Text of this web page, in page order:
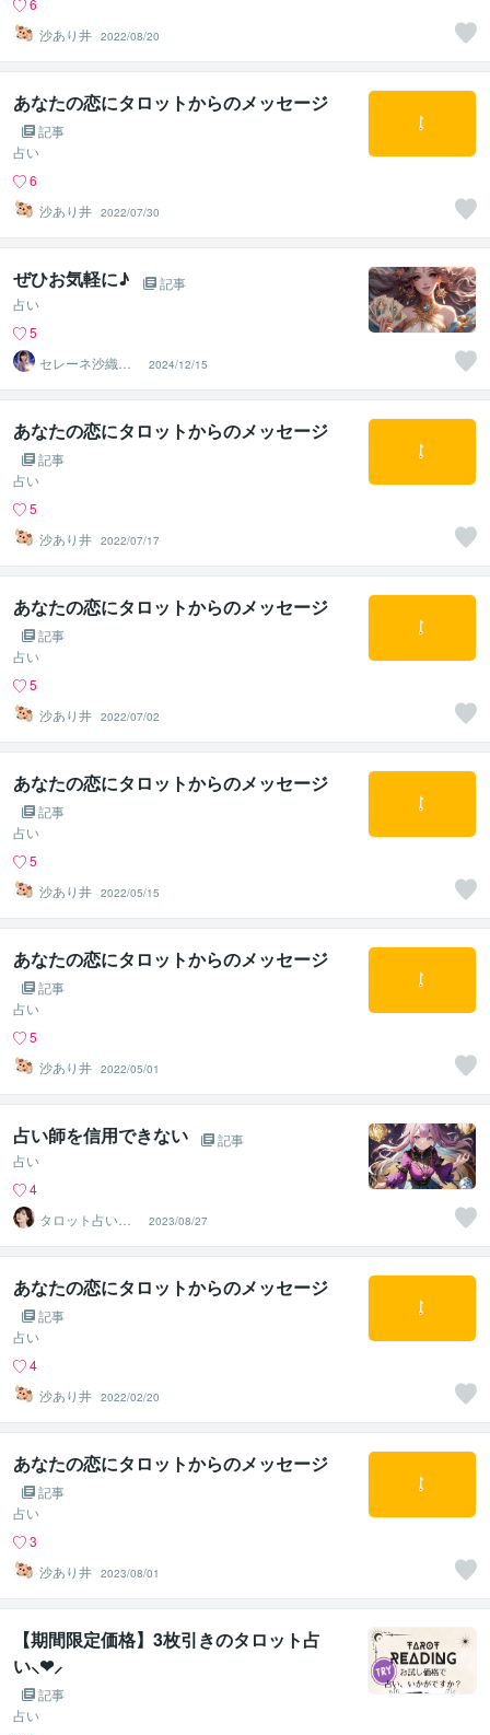
6
沙あり井 2022/08/20
あなたの恋にタロットからのメッセージ
記事
占い
6
沙あり井 2022/07/30
ぜひお気軽に♪
記事
占い
5
セレーネ沙織☪️
月の光の導き手
2024/12/15
あなたの恋にタロットからのメッセージ
記事
占い
5
沙あり井 2022/07/17
あなたの恋にタロットからのメッセージ
記事
占い
5
沙あり井 2022/07/02
あなたの恋にタロットからのメッセージ
記事
占い
5
沙あり井 2022/05/15
あなたの恋にタロットからのメッセージ
記事
占い
5
沙あり井 2022/05/01
占い師を信用できない
記事
占い
4
タロット占い
師 宵宮
2023/08/27
あなたの恋にタロットからのメッセージ
記事
占い
4
沙あり井 2022/02/20
あなたの恋にタロットからのメッセージ
記事
占い
3
沙あり井 2023/08/01
【期間限定価格】3枚引きのタロット占
い⸜❤︎⸝
記事
占い